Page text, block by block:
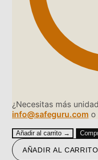
¿Necesitas más
info@safeguru.com o
Añadir al carrito →
AÑADIR AL CARRITO